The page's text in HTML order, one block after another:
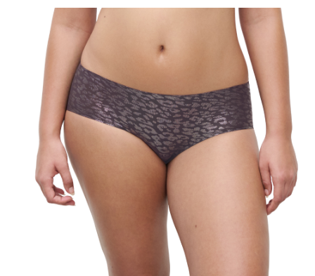
2.基於同意付款使用「大哥付你分期」之契約關係目的，商店將以您的個人
資料（包含姓名、電話或地址）提供予台灣大哥大進項蒐集、處理及利用，
由本公司與您本人進行分期帳單所需資料之確認、核對及更正。
3.完整用戶服務條款，請詳閱以下連結：
https://oppay.tw/userRule
後付繳納相關費用。
※ 交易是否成功請以「AFTEE先享後付 」之結帳頁面顯示為準，若有關於
是否繳費成功／繳費後需取消欲退款等相關疑問，請聯繫「AFTEE先享後付
客戶支援中心」
https://netprotections.freshdesk.com/support/home
【注意事項】
１．透過由恩沛科技股份有限公司提供之「AFTEE先享後付」服務完成之交
易，需依本服務之必要範圍內提供個人資料，並將交易相關給付款項請求債
權轉讓予恩沛科技股份有限公司。
２．關於個人資料處理事宜，請瀏覽以下網址：
https://aftee.tw/terms/#terms3
３．未成年的使用者請事先徵得法定代理人或監護人之同意方可使用
「AFTEE先享後付」，若未經同意申辦者引起之損失，本公司不負相關責
４．使用「AFTEE先享後付」時，將依據個別帳號之用戶狀況，依本公司即
時審查核予不同之上限額度；若仍有額度不足之情形，本公司將視審查結果
請求用戶進行身份認證。
５．嚴禁一人註冊多個帳號或使用他人資訊註冊。若發現惡意使用之情形，
恩沛科技股份有限公司將有權停止該用戶之使用額度並採取法律行動。
每筆NT$80，滿NT$2,500(含以上)免運費
每筆NT$80，滿NT$2,500(含以上)免運費
宅配(不含釣魚台列嶼、東沙、南沙、虎井島、桶盤島、望安、七
美、白沙、烈嶼、烏坵、蘭嶼)
每筆NT$200